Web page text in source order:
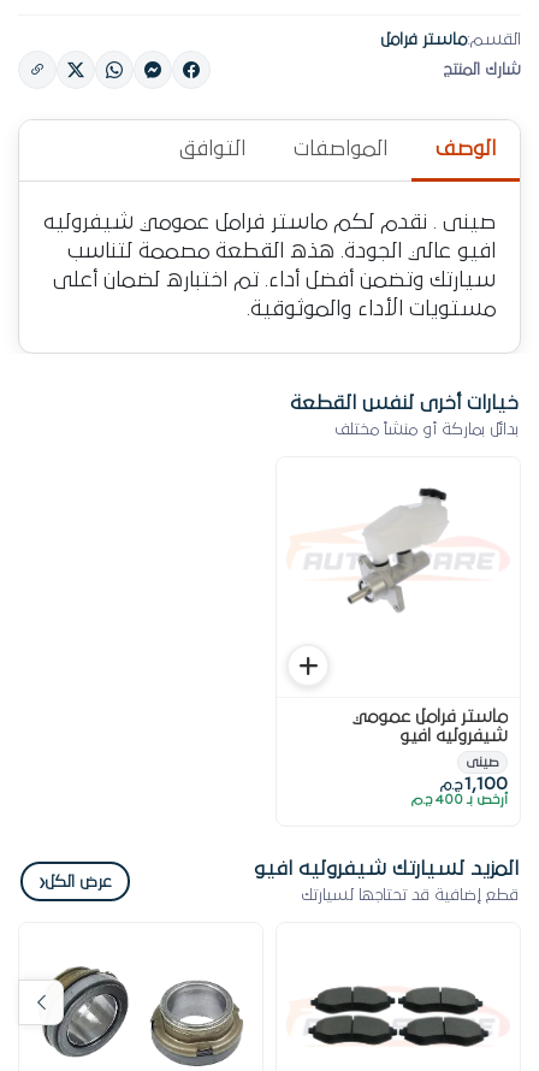
القسم:ماستر فرامل
شارك المنتج
الوصف المواصفات التوافق
صينى . نقدم لكم ماستر فرامل عمومي شيفروليه
افيو عالي الجودة. هذه القطعة مصممة لتناسب
سيارتك وتضمن أفضل أداء. تم اختباره لضمان أعلى
مستويات الأداء والموثوقية.
خيارات أخرى لنفس القطعة
بدائل بماركة أو منشأ مختلف
ماستر فرامل عمومي
شيفروليه افيو
صينى
1,100ج.م
أرخص بـ 400 ج.م
المزيد لسيارتك شيفروليه افيو
قطع إضافية قد تحتاجها لسيارتك
عرض الكل‹